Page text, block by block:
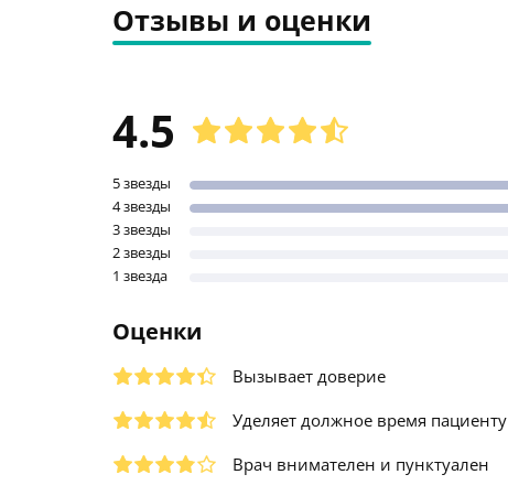
Отзывы и оценки
4.5
5 звезды
4 звезды
3 звезды
2 звезды
1 звезда
Оценки
Вызывает доверие
Уделяет должное время пациенту
Врач внимателен и пунктуален